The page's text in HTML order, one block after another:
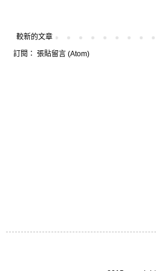
較新的文章
訂閱： 張貼留言 (Atom)